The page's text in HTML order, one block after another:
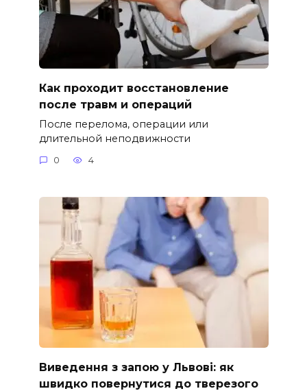
Как проходит восстановление
после травм и операций
После перелома, операции или
длительной неподвижности
0 4
Виведення з запою у Львові: як
швидко повернутися до тверезого